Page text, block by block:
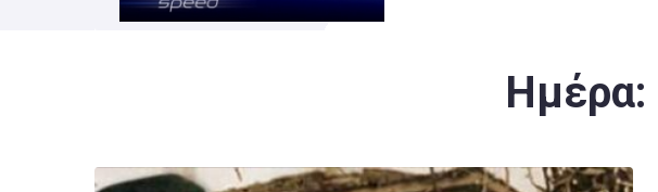
Ημέρα: